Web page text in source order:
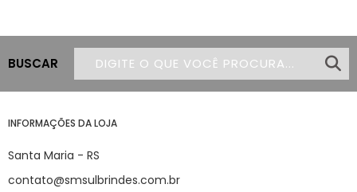
BUSCAR
INFORMAÇÕES DA LOJA
Santa Maria - RS
contato@smsulbrindes.com.br